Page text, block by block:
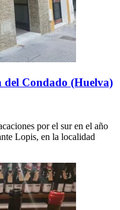
del Condado (Huelva)
por el sur en el año
Lopis, en la localidad